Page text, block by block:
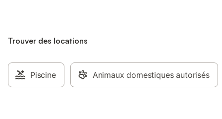
Trouver des locations
Piscine Animaux domestiques autorisés